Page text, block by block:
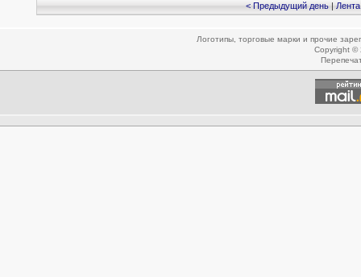
< Предыдущий день Лента
Логотипы, торговые марки и прочие
Copyright ©